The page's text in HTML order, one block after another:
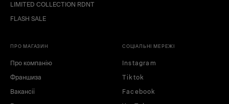
LIMITED COLLECTION RDNT
FLASH SALE
ПРО МАГАЗИН
Про компанію
Франшиза
Вакансії
СОЦІАЛЬНІ МЕРЕЖІ
Instagram
Tiktok
Facebook